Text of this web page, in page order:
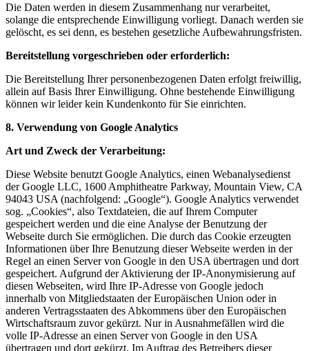
Die Daten werden in diesem Zusammenhang nur verarbeitet,
solange die entsprechende Einwilligung vorliegt. Danach werden sie
gelöscht, es sei denn, es bestehen gesetzliche Aufbewahrungsfristen.
Bereitstellung vorgeschrieben oder erforderlich:
Die Bereitstellung Ihrer personenbezogenen Daten erfolgt freiwillig,
allein auf Basis Ihrer Einwilligung. Ohne bestehende Einwilligung
können wir leider kein Kundenkonto für Sie einrichten.
8. Verwendung von Google Analytics
Art und Zweck der Verarbeitung:
Diese Website benutzt Google Analytics, einen Webanalysedienst
der Google LLC, 1600 Amphitheatre Parkway, Mountain View, CA
94043 USA (nachfolgend: „Google“). Google Analytics verwendet
sog. „Cookies“, also Textdateien, die auf Ihrem Computer
gespeichert werden und die eine Analyse der Benutzung der
Webseite durch Sie ermöglichen. Die durch das Cookie erzeugten
Informationen über Ihre Benutzung dieser Webseite werden in der
Regel an einen Server von Google in den USA übertragen und dort
gespeichert. Aufgrund der Aktivierung der IP-Anonymisierung auf
diesen Webseiten, wird Ihre IP-Adresse von Google jedoch
innerhalb von Mitgliedstaaten der Europäischen Union oder in
anderen Vertragsstaaten des Abkommens über den Europäischen
Wirtschaftsraum zuvor gekürzt. Nur in Ausnahmefällen wird die
volle IP-Adresse an einen Server von Google in den USA
übertragen und dort gekürzt. Im Auftrag des Betreibers dieser